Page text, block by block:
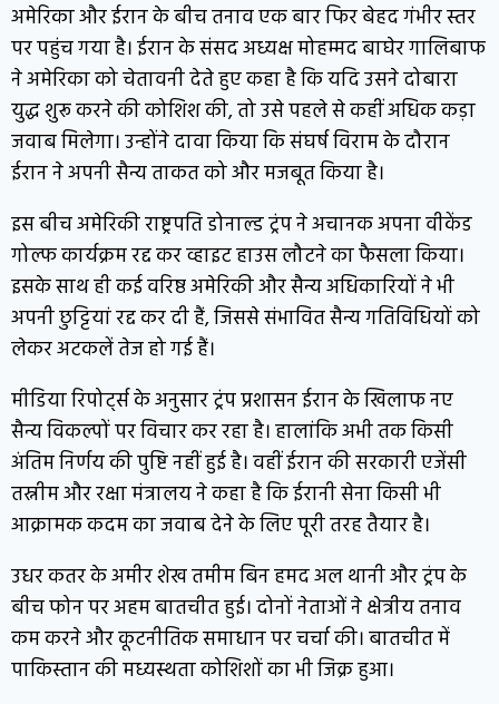
अमेरिका और ईरान के बीच तनाव एक बार फिर बेहद गंभीर स्तर
पर पहुंच गया है। ईरान के संसद अध्यक्ष मोहम्मद बाघेर गालिबाफ
ने अमेरिका को चेतावनी देते हुए कहा है कि यदि उसने दोबारा
युद्ध शुरू करने की कोशिश की, तो उसे पहले से कहीं अधिक कड़ा
जवाब मिलेगा। उन्होंने दावा किया कि संघर्ष विराम के दौरान
ईरान ने अपनी सैन्य ताकत को और मजबूत किया है।
इस बीच अमेरिकी राष्ट्रपति डोनाल्ड ट्रंप ने अचानक अपना वीकेंड
गोल्फ कार्यक्रम रद्द कर व्हाइट हाउस लौटने का फैसला किया।
इसके साथ ही कई वरिष्ठ अमेरिकी और सैन्य अधिकारियों ने भी
अपनी छुट्टियां रद्द कर दी हैं, जिससे संभावित सैन्य गतिविधियों को
लेकर अटकलें तेज हो गई हैं।
मीडिया रिपोर्ट्स के अनुसार ट्रंप प्रशासन ईरान के खिलाफ नए
सैन्य विकल्पों पर विचार कर रहा है। हालांकि अभी तक किसी
अंतिम निर्णय की पुष्टि नहीं हुई है। वहीं ईरान की सरकारी एजेंसी
तस्नीम और रक्षा मंत्रालय ने कहा है कि ईरानी सेना किसी भी
आक्रामक कदम का जवाब देने के लिए पूरी तरह तैयार है।
उधर कतर के अमीर शेख तमीम बिन हमद अल थानी और ट्रंप के
बीच फोन पर अहम बातचीत हुई। दोनों नेताओं ने क्षेत्रीय तनाव
कम करने और कूटनीतिक समाधान पर चर्चा की। बातचीत में
पाकिस्तान की मध्यस्थता कोशिशों का भी जिक्र हुआ।